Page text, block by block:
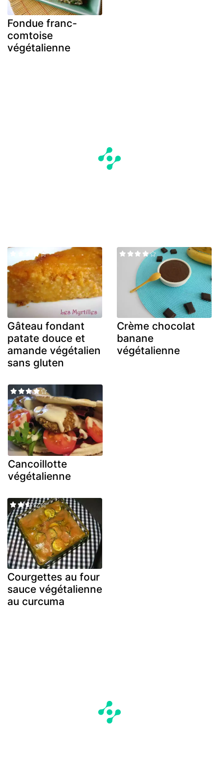
Fondue franc-
comtoise
végétalienne
Gâteau fondant
patate douce et
amande végétalien
sans gluten
Crème chocolat
banane
végétalienne
Cancoillotte
végétalienne
Courgettes au four
sauce végétalienne
au curcuma